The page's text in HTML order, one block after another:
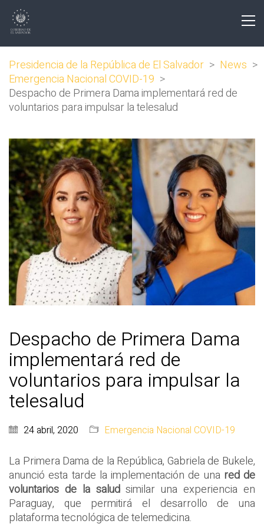
Presidencia de la República de El Salvador > News >
Emergencia Nacional COVID-19 >
Despacho de Primera Dama implementará red de
voluntarios para impulsar la telesalud
Despacho de Primera Dama
implementará red de
voluntarios para impulsar la
telesalud
24 abril, 2020 Emergencia Nacional COVID-19
La Primera Dama de la República, Gabriela de Bukele,
anunció esta tarde la implementación de una red de
voluntarios de la saludsimilar una experiencia en
Paraguay, que permitirá el desarrollo de una
plataforma tecnológica de telemedicina.